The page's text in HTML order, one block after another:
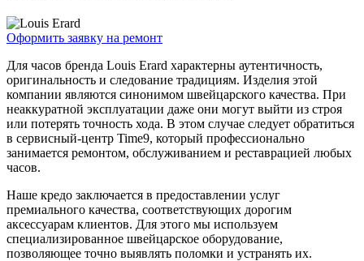
Оформить заявку на ремонт
Для часов бренда Louis Erard характерны аутентичность,
оригинальность и следование традициям. Изделия этой
компании являются синонимом швейцарского качества. При
неаккуратной эксплуатации даже они могут выйти из строя
или потерять точность хода. В этом случае следует обратиться
в сервисный-центр Time9, который профессионально
занимается ремонтом, обслуживанием и реставрацией любых
часов.
Наше кредо заключается в предоставлении услуг
премиального качества, соответствующих дорогим
аксессуарам клиентов. Для этого мы используем
специализированное швейцарское оборудование,
позволяющее точно выявлять поломки и устранять их.